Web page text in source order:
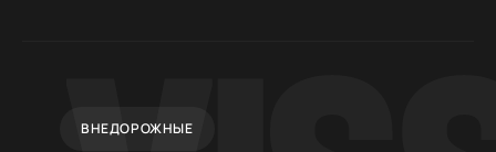
ВНЕДОРОЖНЫЕ